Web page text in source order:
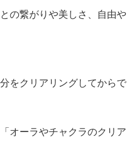
の繋がりや美しさ、自由や
をクリアリングしてからで
オーラやチャクラのクリア